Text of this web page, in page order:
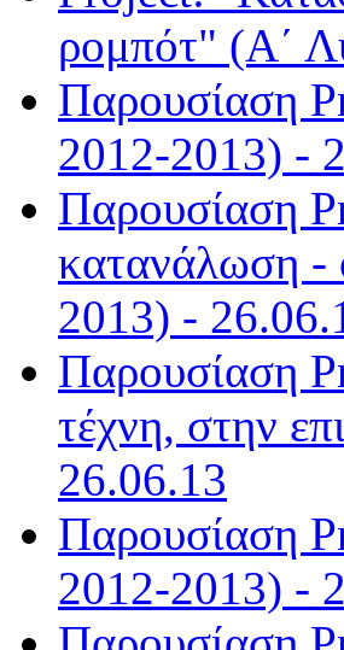
ρομπότ" (Α΄
Παρουσίαση
2012-2013) -
Παρουσίαση
κατανάλωση -
2013) -
Παρουσίαση
τέχνη, στην
26.06.13
Παρουσίαση
2012-2013) -